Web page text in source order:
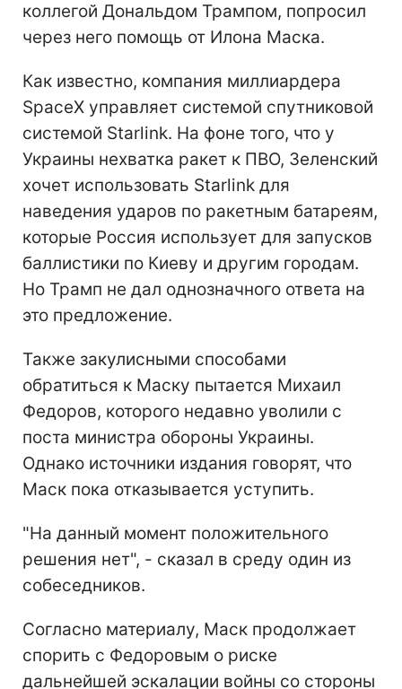
коллегой Дональдом Трампом, попросил
через него помощь от Илона Маска.
Как известно, компания миллиардера
SpaceX управляет системой спутниковой
системой Starlink. На фоне того, что у
Украины нехватка ракет к ПВО, Зеленский
хочет использовать Starlink для
наведения ударов по ракетным батареям,
которые Россия использует для запусков
баллистики по Киеву и другим городам.
Но Трамп не дал однозначного ответа на
это предложение.
Также закулисными способами
обратиться к Маску пытается Михаил
Федоров, которого недавно уволили с
поста министра обороны Украины.
Однако источники издания говорят, что
Маск пока отказывается уступить.
"На данный момент положительного
решения нет", - сказал в среду один из
собеседников.
Согласно материалу, Маск продолжает
спорить с Федоровым о риске
дальнейшей эскалации войны со стороны